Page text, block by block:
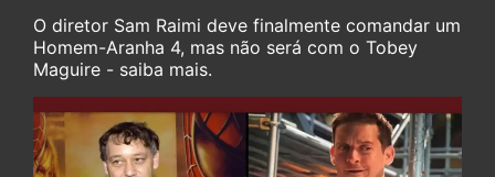
O diretor Sam Raimi deve finalmente comandar um
Homem-Aranha 4, mas não será com o Tobey
Maguire - saiba mais.